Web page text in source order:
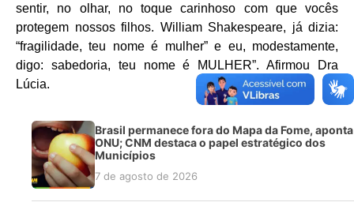
sentir, no olhar, no toque carinhoso com que vocês
protegem nossos filhos. William Shakespeare, já dizia:
“fragilidade, teu nome é mulher” e eu, modestamente,
digo: sabedoria, teu nome é MULHER”. Afirmou Dra
Lúcia.
Brasil permanece fora do Mapa da Fome, aponta
ONU; CNM destaca o papel estratégico dos
Municípios
7 de agosto de 2026